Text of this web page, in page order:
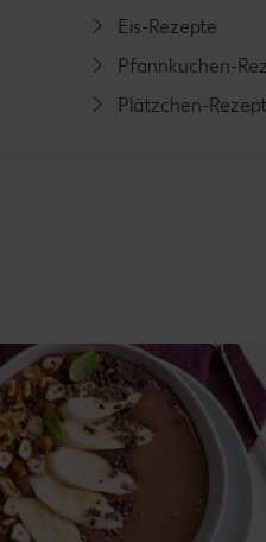
Eis-Rezepte
Pfannkuchen-
Plätzchen-